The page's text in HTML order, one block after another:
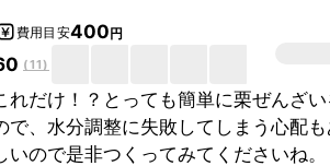
費用目安400円
(11)
れだけ！？とっても簡単に栗ぜんざ
で、水分調整に失敗してしまう心配
いので是非つくってみてくださいね。